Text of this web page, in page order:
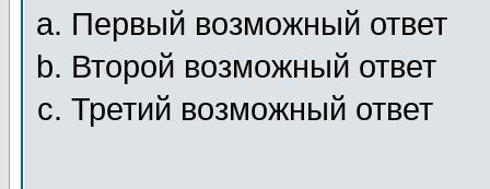
Первый возможный ответ
Второй возможный ответ
Третий возможный ответ